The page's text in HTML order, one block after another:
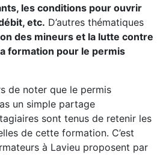
les conditions pour ouvrir
etc. D’autres thématiques
des mineurs et la lutte contre
formation pour le permis
de noter que le permis
un simple partage
sont tenus de retenir les
de cette formation. C’est
à Lavieu proposent par